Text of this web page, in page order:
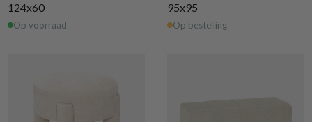
124x60
Op voorraad
95x95
Op bestelling